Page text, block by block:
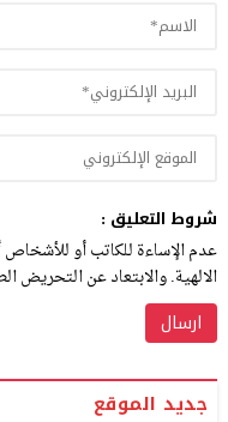
شروط التعليق :
عدم الإساءة للكاتب أو للأشخاص
الالهية. والابتعاد عن التحريض
جديد الموقع